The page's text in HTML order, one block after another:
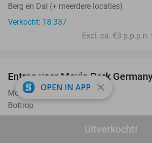
Uitverkocht!
Berg en Dal (+ meerdere locaties)
Verkocht: 18.337
Excl. ca. €3
Entree voor Movie Park
Movie Park Germany
Bottrop
OPEN IN APP close